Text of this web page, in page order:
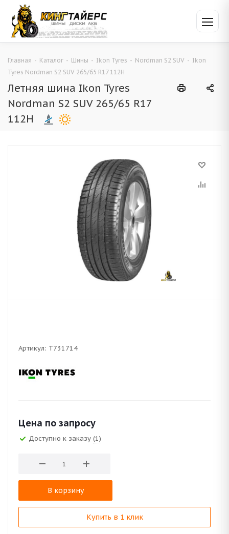
Главная - Каталог - Шины - Ikon Tyres - Nordman S2 SUV - Ikon
Tyres Nordman S2 SUV 265/65 R17 112H
Летняя шина Ikon Tyres
Nordman S2 SUV 265/65 R17
112H
Артикул: T731714
Цена по запросу
Доступно к заказу (1)
В корзину
Купить в 1 клик